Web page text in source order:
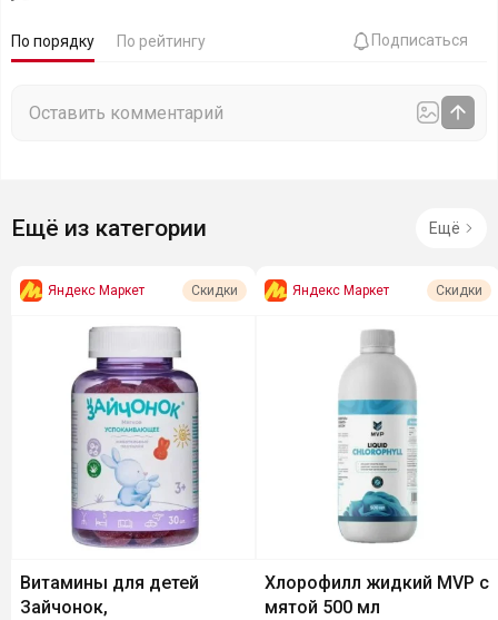
По порядку По рейтингу Подписаться
Ещё из категории Ещё
Яндекс Маркет Скидки
Витамины для детей
Зайчонок,
Яндекс Маркет Скидки
Хлорофилл жидкий MVP с
мятой 500 мл